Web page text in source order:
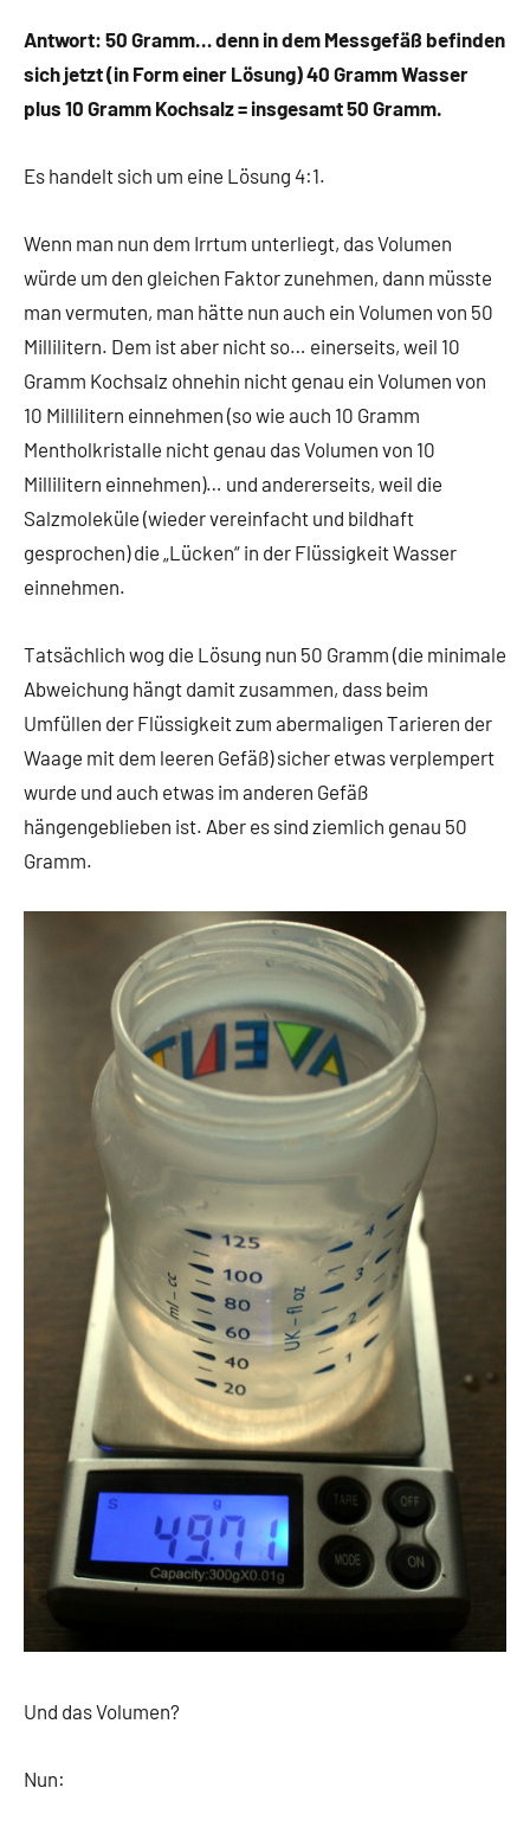
Antwort: 50 Gramm… denn in dem Messgefäß befinden
sich jetzt (in Form einer Lösung) 40 Gramm Wasser
plus 10 Gramm Kochsalz = insgesamt 50 Gramm.
Es handelt sich um eine Lösung 4:1.
Wenn man nun dem Irrtum unterliegt, das Volumen
würde um den gleichen Faktor zunehmen, dann müsste
man vermuten, man hätte nun auch ein Volumen von 50
Millilitern. Dem ist aber nicht so… einerseits, weil 10
Gramm Kochsalz ohnehin nicht genau ein Volumen von
10 Millilitern einnehmen (so wie auch 10 Gramm
Mentholkristalle nicht genau das Volumen von 10
Millilitern einnehmen)… und andererseits, weil die
Salzmoleküle (wieder vereinfacht und bildhaft
gesprochen) die „Lücken“ in der Flüssigkeit Wasser
einnehmen.
Tatsächlich wog die Lösung nun 50 Gramm (die minimale
Abweichung hängt damit zusammen, dass beim
Umfüllen der Flüssigkeit zum abermaligen Tarieren der
Waage mit dem leeren Gefäß) sicher etwas verplempert
wurde und auch etwas im anderen Gefäß
hängengeblieben ist. Aber es sind ziemlich genau 50
Gramm.
Und das Volumen?
Nun: